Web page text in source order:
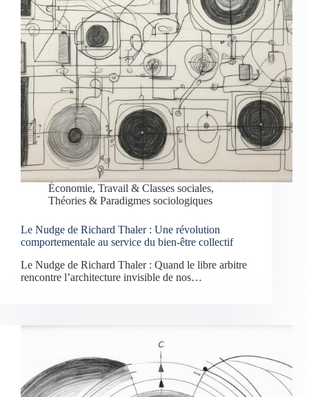
Économie, Travail & Classes sociales,
Théories & Paradigmes sociologiques
Le Nudge de Richard Thaler : Une révolution
comportementale au service du bien-être collectif
Le Nudge de Richard Thaler : Quand le libre arbitre
rencontre l’architecture invisible de nos…